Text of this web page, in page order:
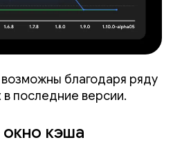
благодаря ряду
последние версии.
кэша